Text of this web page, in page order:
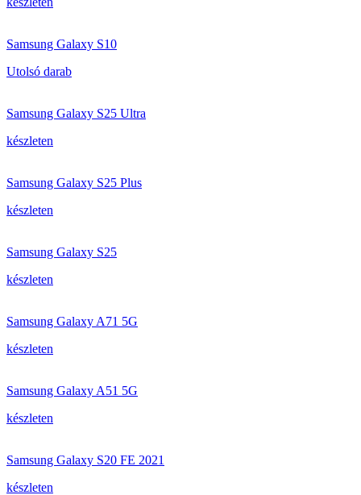
Samsung Galaxy S10
Utolsó darab
Samsung Galaxy S25 Ultra
készleten
Samsung Galaxy S25 Plus
készleten
Samsung Galaxy S25
készleten
Samsung Galaxy A71 5G
készleten
Samsung Galaxy A51 5G
készleten
Samsung Galaxy S20 FE 2021
készleten